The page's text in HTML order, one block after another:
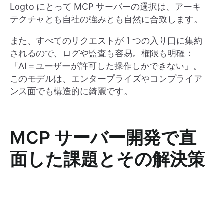
Logto にとって MCP サーバーの選択は、アーキ
テクチャとも自社の強みとも自然に合致します。
また、すべてのリクエストが 1 つの入り口に集約
されるので、ログや監査も容易。権限も明確：
「AI＝ユーザーが許可した操作しかできない」。
このモデルは、エンタープライズやコンプライア
ンス面でも構造的に綺麗です。
MCP サーバー開発で直
面した課題とその解決策